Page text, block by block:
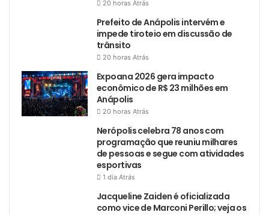
20 horas Atrás
Prefeito de Anápolis intervém e
impede tiroteio em discussão de
trânsito
20 horas Atrás
Expoana 2026 gera impacto
econômico de R$ 23 milhões em
Anápolis
20 horas Atrás
Nerópolis celebra 78 anos com
programação que reuniu milhares
de pessoas e segue com atividades
esportivas
1 dia Atrás
Jacqueline Zaiden é oficializada
como vice de Marconi Perillo; veja os